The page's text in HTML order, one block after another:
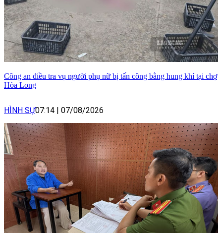
Công an điều tra vụ người phụ nữ bị tấn công bằng hung khí tại chợ
Hòa Long
HÌNH SỰ07:14 | 07/08/2026